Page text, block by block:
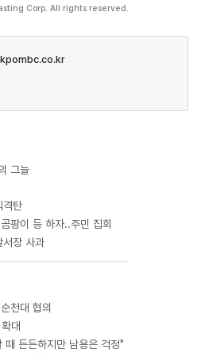
Corp. All rights reserved.
그늘
격탄
팡이 등 하자..주민 집회
서장 사과
천대 협의
대
든든하지만 남용은 걱정"